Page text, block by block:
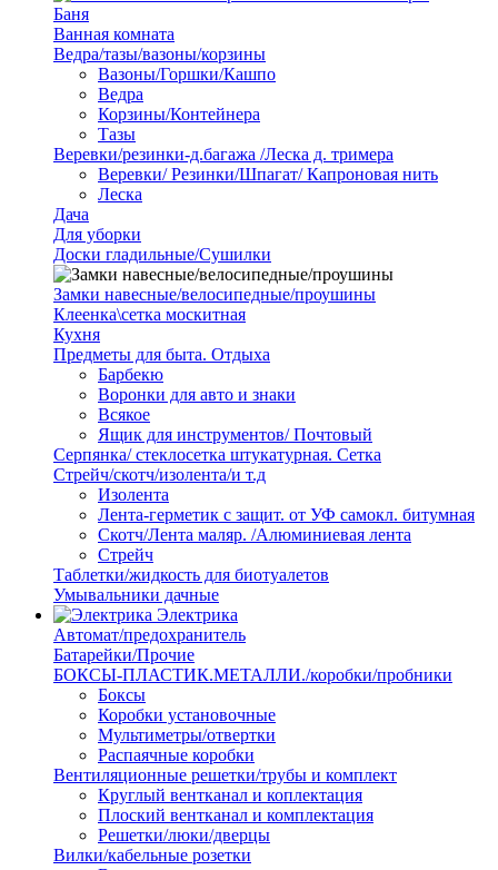
Баня
Ванная комната
Ведра/тазы/вазоны/корзины
Вазоны/Горшки/Кашпо
Ведра
Корзины/Контейнера
Тазы
Веревки/резинки-д.багажа /Леска д. тримера
Веревки/ Резинки/Шпагат/ Капроновая нить
Леска
Дача
Для уборки
Доски гладильные/Сушилки
Замки навесные/велосипедные/проушины
Клеенка\сетка москитная
Кухня
Предметы для быта. Отдыха
Барбекю
Воронки для авто и знаки
Всякое
Ящик для инструментов/ Почтовый
Серпянка/ стеклосетка штукатурная. Сетка
Стрейч/скотч/изолента/и т.д
Изолента
Лента-герметик с защит. от УФ самокл. битумная
Скотч/Лента маляр. /Алюминиевая лента
Стрейч
Таблетки/жидкость для биотуалетов
Умывальники дачные
Электрика
Автомат/предохранитель
Батарейки/Прочие
БОКСЫ-ПЛАСТИК.МЕТАЛЛИ./коробки/пробники
Боксы
Коробки установочные
Мультиметры/отвертки
Распаячные коробки
Вентиляционные решетки/трубы и комплект
Круглый вентканал и коплектация
Плоский вентканал и комплектация
Решетки/люки/дверцы
Вилки/кабельные розетки